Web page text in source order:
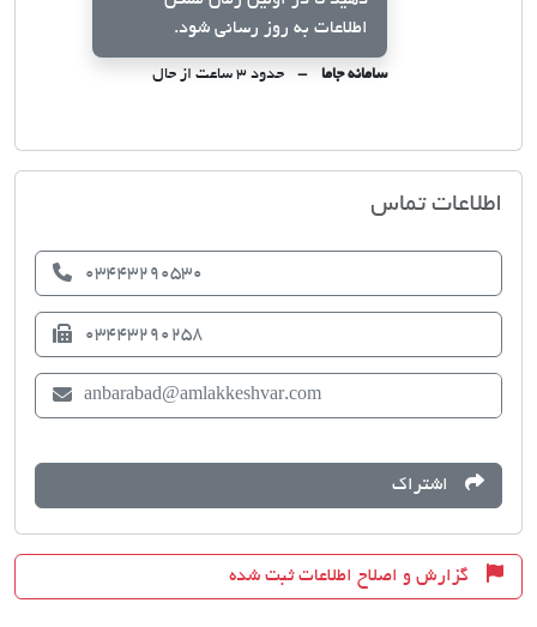
اطلاعات به روز رسانی شود.
سامانه جاما حدود ۳ ساعت از حال
اطلاعات تماس
03443290530
03443290258
anbarabad@amlakkeshvar.com
اشتراک
گزارش و اصلاح اطلاعات ثبت شده